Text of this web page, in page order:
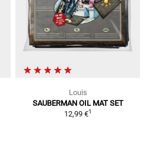
Louis
SAUBERMAN OIL MAT SET
12,99 €1